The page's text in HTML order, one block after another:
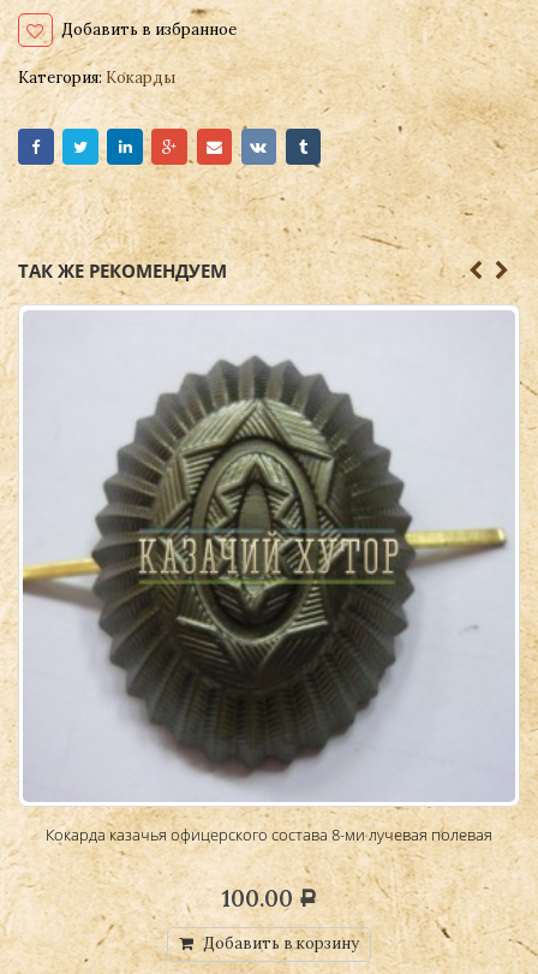
Добавить в избранное
Категория:Кокарды
ТАК ЖЕ РЕКОМЕНДУЕМ
Кокарда казачья офицерского состава 8-ми лучевая полевая
100.00 Р
Добавить в корзину